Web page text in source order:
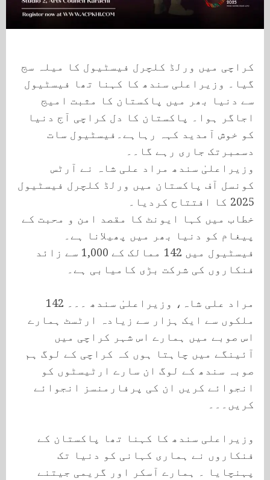
کراچی میں ورلڈ کلچرل فیسٹیول کا میلہ سج
گیا۔ وزیراعلی سندھ کا کہنا تھا فیسٹیول
سے دنیا بھر میں پاکستان کا مثبت امیج
اجاگر ہوا۔ پاکستان کا دل کراچی آج دنیا
کو خوش آمدید کہہ رہاہے۔فیسٹیول سات
دسمبرتک جاری رہے گا۔۔
وزیراعلیٰ سندھ مراد علی شاہ نے آرٹس
کونسل آف پاکستان میں ورلڈ کلچرل فیسٹیول
2025 کا افتتاح کردیا۔
خطاب میں کہا ایونٹ کا مقصد امن و محبت کے
پیغام کو دنیا بھر میں پھیلانا ہے۔
فیسٹیول میں 142 ممالک کے 1,000 سے زائد
فنکاروں کی شرکت بڑی کامیابی ہے۔
مراد علی شاہ، وزیراعلیٰ سندھ ۔۔۔ 142
ملکوں سے ایک ہزار سے زیادہ ارٹسٹ ہمارے
اس صوبے میں ہمارے اس شہر کراچی میں
آئینگے میں چاہتا ہوں کہ کراچی کے لوگ ہم
صوبہ سندھ کے لوگ ان سارے ارٹیسٹوں کو
انجوائے کریں ان کی پرفارمنسز انجوائے
کریں۔۔۔
وزیراعلی سندھ کا کہنا تھا پاکستان کے
فنکاروں نے ہماری کہانی کو دنیا تک
پہنچایا ۔ ہمارے آسکر اور گریمی جیتنے